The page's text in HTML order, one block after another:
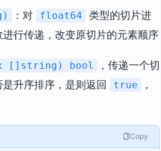
：对 float64
类型的切片进
行传递，改变原切片的元素顺序
[]string) bool
，传递一个切
升序排序，是则返回
true
，
Copy